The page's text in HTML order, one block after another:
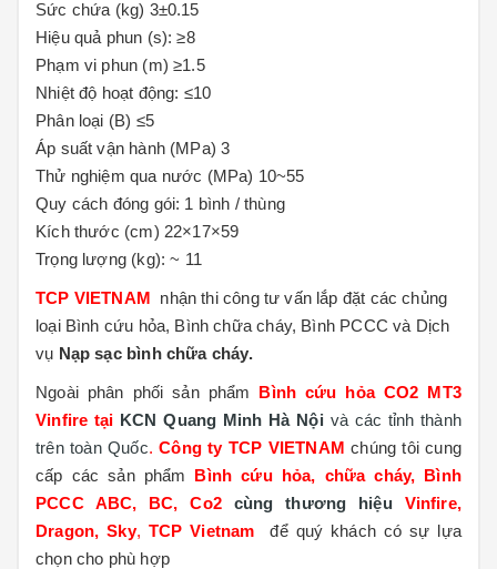
Sức chứa (kg) 3±0.15
Hiệu quả phun (s): ≥8
Phạm vi phun (m) ≥1.5
Nhiệt độ hoạt động: ≤10
Phân loại (B) ≤5
Áp suất vận hành (MPa) 3
Thử nghiệm qua nước (MPa) 10~55
Quy cách đóng gói: 1 bình / thùng
Kích thước (cm) 22×17×59
Trọng lượng (kg): ~ 11
TCP VIETNAM nhận thi công tư vấn lắp đặt các chủng
loại Bình cứu hỏa, Bình chữa cháy, Bình PCCC và Dịch
vụ Nạp sạc bình chữa cháy.
Ngoài phân phối sản phẩm
Bình cứu hỏa CO2 MT3
Vinfire tại KCN Quang Minh Hà Nội và các tỉnh thành
trên toàn Quốc.Công ty TCP VIETNAMchúng tôi cung
cấp các sản phẩm
Bình cứu hỏa, chữa cháy, Bình
PCCC ABC, BC, Co2 cùng thương hiệu Vinfire,
Dragon, Sky, TCP Vietnam để quý khách có sự lựa
chọn cho phù hợp